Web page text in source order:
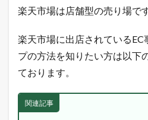
C
場
動
向
を
L
N
E
楽天市場は店舗型の売り場です
楽天市場に出店されている
プの方法を知りたい方は以下
ております。
関連記事